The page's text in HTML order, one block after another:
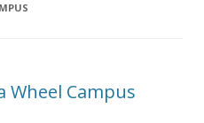
Wheel Campus